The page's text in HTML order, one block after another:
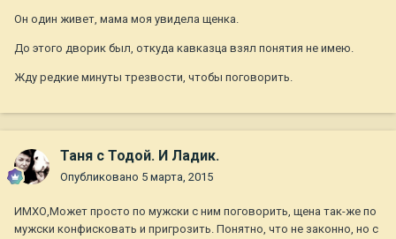
Он один живет, мама моя увидела щенка.
До этого дворик был, откуда кавказца взял понятия не имею.
Жду редкие минуты трезвости, чтобы поговорить.
Таня с Тодой. И Ладик.
Опубликовано 5 марта, 2015
ИМХО,Может просто по мужски с ним поговорить, щена так-же по
мужски конфисковать и пригрозить. Понятно, что не законно, но с